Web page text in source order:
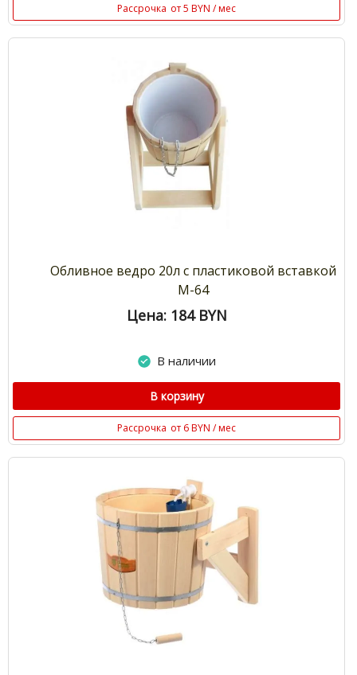
Рассрочка от 5 BYN / мес
Обливное ведро 20л с пластиковой вставкой
М-64
Цена: 184 BYN
В наличии
В корзину
Рассрочка от 6 BYN / мес